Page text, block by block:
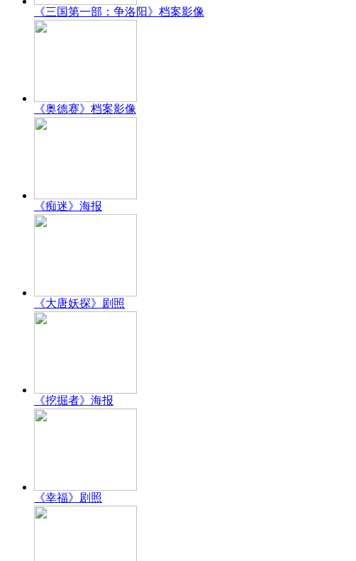
《三国第一部：争洛阳》档案影像
《奥德赛》档案影像
《痴迷》海报
《大唐妖探》剧照
《挖掘者》海报
《幸福》剧照